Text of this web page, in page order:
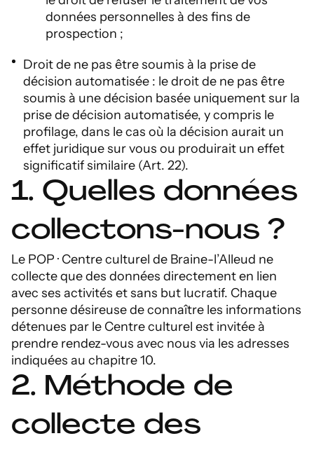
données personnelles à des fins de
prospection ;
Droit de ne pas être soumis à la prise de
décision automatisée : le droit de ne pas être
soumis à une décision basée uniquement sur la
prise de décision automatisée, y compris le
profilage, dans le cas où la décision aurait un
effet juridique sur vous ou produirait un effet
significatif similaire (Art. 22).
1. Quelles données
collectons-nous ?
Le POP · Centre culturel de Braine-l’Alleud ne
collecte que des données directement en lien
avec ses activités et sans but lucratif. Chaque
personne désireuse de connaître les informations
détenues par le Centre culturel est invitée à
prendre rendez-vous avec nous via les adresses
indiquées au chapitre 10.
2. Méthode de
collecte des